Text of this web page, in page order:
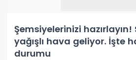
Şemsiyelerinizi hazırlayın!
yağışlı hava geliyor. İşte
durumu